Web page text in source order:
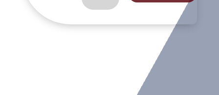
CON
F8